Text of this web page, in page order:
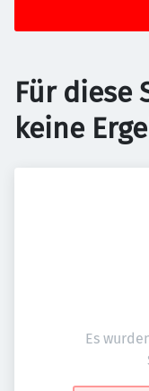
Für diese
keine
Es